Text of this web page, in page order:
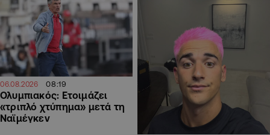
06.08.2026 08:19
Ολυμπιακός: Ετοιμάζει
«τριπλό χτύπημα» μετά τη
Ναϊμέγκεν